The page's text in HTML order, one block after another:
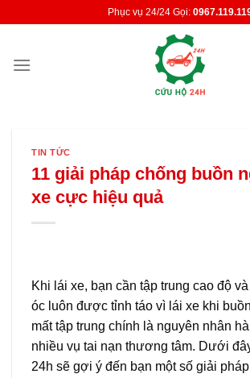
Phục vụ 24/24 Gọi:
TIN TỨC
11 giải pháp chống buồn
xe cực hiệu quả
Khi lái xe, bạn cần tập trung cao độ
óc luôn được tỉnh táo vì lái xe khi
mất tập trung chính là nguyên nhân
nhiều vụ tai nạn thương tâm. Dưới
24h sẽ gợi ý đến bạn một số giải pháp